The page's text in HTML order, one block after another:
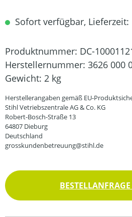
Sofort verfügbar, Lieferzeit:
Produktnummer: DC-
Herstellernummer: 3626 000
Gewicht: 2 kg
Herstellerangaben gemäß EU-
Stihl Vetriebszentrale AG & Co. KG
Robert-Bosch-Straße 13
64807 Dieburg
Deutschland
grosskundenbetreuung@stihl.de